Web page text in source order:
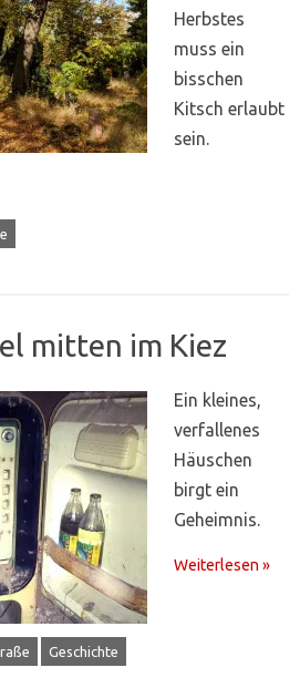
Herbstes
muss ein
bisschen
Kitsch erlaubt
sein.
mitten im Kiez
Ein kleines,
verfallenes
Häuschen
birgt ein
Geheimnis.
Weiterlesen »
Geschichte